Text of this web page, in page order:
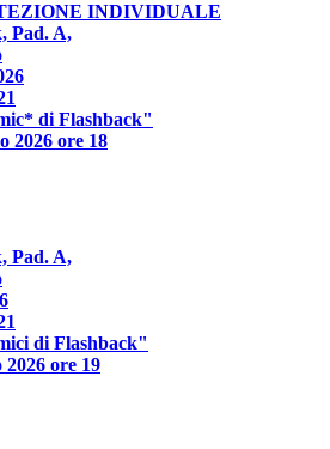
INDIVIDUALE
Pad. A,
di Flashback"
2026 ore 18
Pad. A,
di Flashback"
ore 19